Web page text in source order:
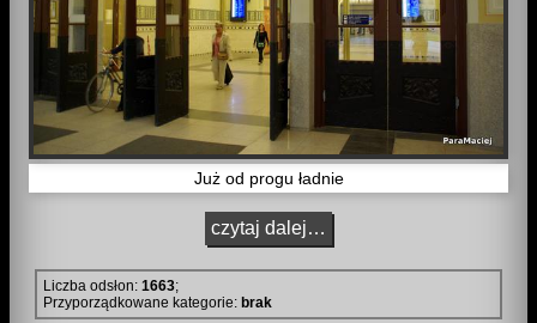
Już od progu ładnie
czytaj dalej…
Liczba odsłon: 1663;
Przyporządkowane kategorie: brak